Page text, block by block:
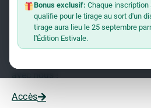
Bonus exclusif: Chaque
qualifie pour le tirage au sort d'un
tirage aura lieu le 25 septembre
l'Édition Estivale.
Vous souhaitez travailler avec
Vous voulez faire partie de notre
Accès